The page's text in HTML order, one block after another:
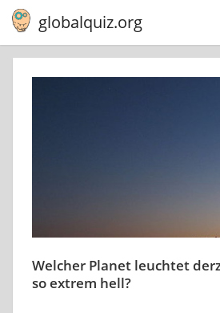
globalquiz.org
Welcher Planet leuchtet
so extrem hell?